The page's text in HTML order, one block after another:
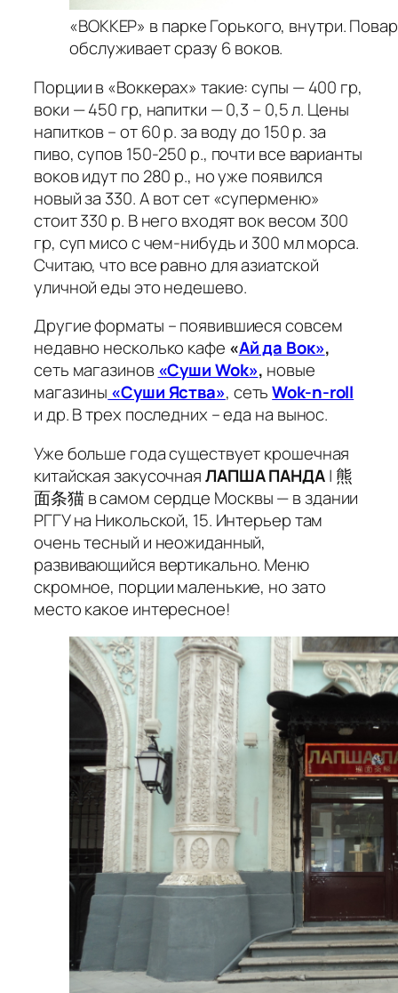
«ВОККЕР» в парке Горького, внутри.
обслуживает сразу 6 воков.
Порции в «Воккерах» такие: супы — 400 гр,
воки — 450 гр, напитки — 0,3 – 0,5 л. Цены
напитков – от 60 р. за воду до 150 р. за
пиво, супов 150-250 р., почти все варианты
воков идут по 280 р., но уже появился
новый за 330. А вот сет «суперменю»
стоит 330 р. В него входят вок весом 300
гр, суп мисо с чем-нибудь и 300 мл морса.
Считаю, что все равно для азиатской
уличной еды это недешево.
Другие форматы – появившиеся совсем
недавно несколько кафе «Ай да Вок»,
сеть магазинов«Суши Wok», новые
магазины «Суши Яства», сетьWok-n-roll
и др. В трех последних – еда на вынос.
Уже больше года существует крошечная
китайская закусочнаяЛАПША ПАНДА| 熊
面条猫 в самом сердце Москвы — в здании
РГГУ на Никольской, 15. Интерьер там
очень тесный и неожиданный,
развивающийся вертикально. Меню
скромное, порции маленькие, но зато
место какое интересное!